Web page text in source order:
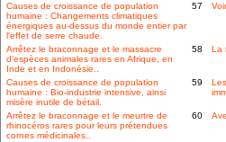
Causes de croissance de population
humaine : Changements climatiques
énergiques au-dessus du monde entier par
l'effet de serre chaude.
57
Arrêtez le braconnage et le massacre
d'espèces animales rares en Afrique, en
Inde et en Indonésie..
58 La
Causes de croissance de population
humaine : Bio-industrie intensive, ainsi
misère inutile de bétail.
59
Arrêtez le braconnage et le meurtre de
rhinocéros rares pour leurs prétendues
cornes médicinales..
60